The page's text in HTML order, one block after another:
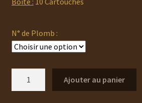
N° de Plomb :
Ajouter au panier